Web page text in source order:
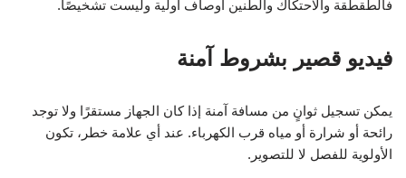
فالطقطقة والاحتكاك والطنين أوصاف أولية وليست تشخيصًا.
فيديو قصير بشروط آمنة
يمكن تسجيل ثوانٍ من مسافة آمنة إذا كان الجهاز مستقرًا ولا توجد
رائحة أو شرارة أو مياه قرب الكهرباء. عند أي علامة خطر، تكون
الأولوية للفصل لا للتصوير.